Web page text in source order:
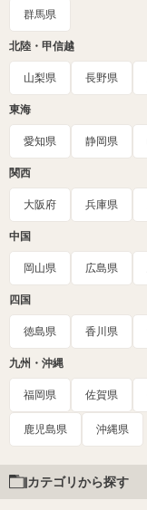
群馬県
北陸・甲信越
山梨県 長野県
東海
愛知県 静岡県
関西
大阪府 兵庫県
中国
岡山県 広島県
四国
徳島県 香川県
九州・沖縄
福岡県 佐賀県
鹿児島県 沖縄県
カテゴリから探す